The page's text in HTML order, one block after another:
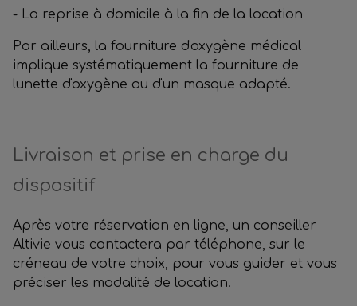
- La reprise à domicile à la fin de la location
Par ailleurs, la fourniture d'oxygène médical
implique systématiquement la fourniture de
lunette d'oxygène ou d'un masque adapté.
Livraison et prise en charge du
dispositif
Après votre réservation en ligne, un conseiller
Altivie vous contactera par téléphone, sur le
créneau de votre choix, pour vous guider et vous
préciser les modalité de location.